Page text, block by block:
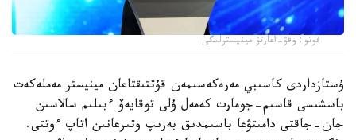
فوتو: وقۋ-اعارتۋ مينيسترلىگى
ۇستازداردى كاسىبي مەرەكەسىمەن قۇتتىقتاعان مينيستر مەملەكەت
باسشىسى قاسىم-جومارت كەمەل ۇلى توقايەۆ ءبىلىم سالاسىن
جان-جاقتى دامىتۋعا باسىمدىق بەرىپ وتىرعانىن اتاپ ءوتتى.